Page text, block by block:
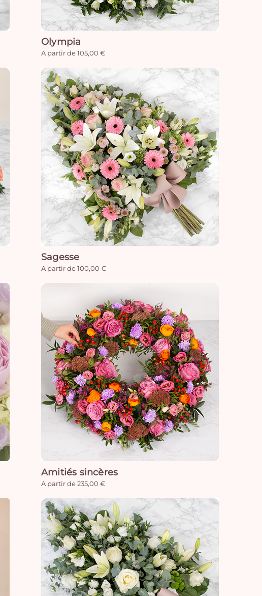
Olympia
A partir de 105,00 €
Sagesse
A partir de 100,00 €
Amitiés sincères
A partir de 235,00 €